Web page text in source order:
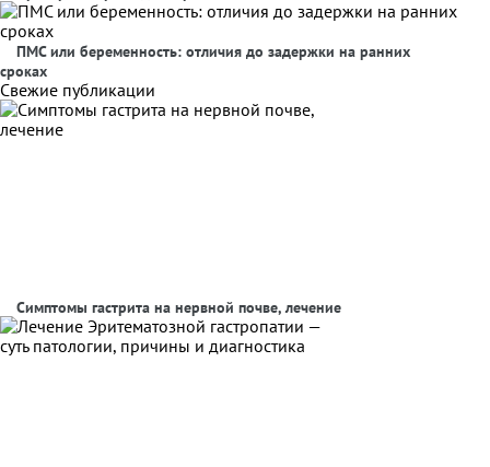
ПМС или беременность: отличия до задержки на ранних
сроках
Свежие публикации
Симптомы гастрита на нервной почве, лечение